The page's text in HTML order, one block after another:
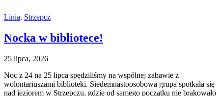
Linia, Strzepcz
Nocka w bibliotece!
25 lipca, 2026
Noc z 24 na 25 lipca spędziliśmy na wspólnej zabawie z
wolontariuszami biblioteki. Siedemnastoosobowa grupa spotkała się
nad jeziorem w Strzepczu, gdzie od samego początku nie brakowało